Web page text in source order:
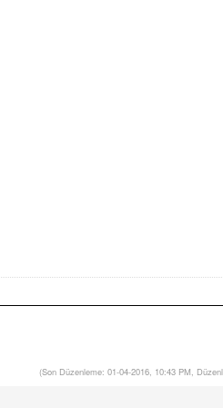
(Son Düzenleme: 01-04-2016, 10:43 PM,